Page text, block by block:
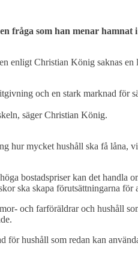
som han menar
enligt Christian König saknas
och en stark marknad för
säger Christian König.
hur mycket hushåll ska få låna,
bostadspriser kan det handla
ska skapa förutsättningarna
och farföräldrar och hushåll
hushåll som redan kan